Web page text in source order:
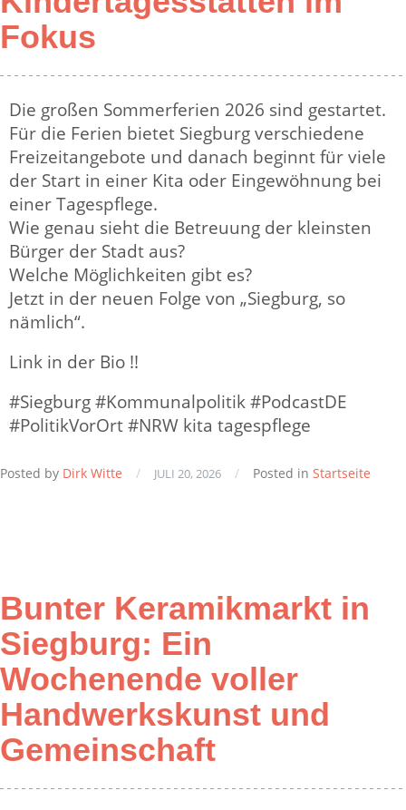
Fokus
Die großen Sommerferien 2026 sind gestartet.
Für die Ferien bietet Siegburg verschiedene
Freizeitangebote und danach beginnt für viele
der Start in einer Kita oder Eingewöhnung bei
einer Tagespflege.
Wie genau sieht die Betreuung der kleinsten
Bürger der Stadt aus?
Welche Möglichkeiten gibt es?
Jetzt in der neuen Folge von „Siegburg, so
nämlich“.
Link in der Bio !!
#Siegburg #Kommunalpolitik #PodcastDE
#PolitikVorOrt #NRW kita tagespflege
Posted by Dirk Witte / JULI 20, 2026 / Posted in Startseite
Bunter Keramikmarkt in
Siegburg: Ein
Wochenende voller
Handwerkskunst und
Gemeinschaft